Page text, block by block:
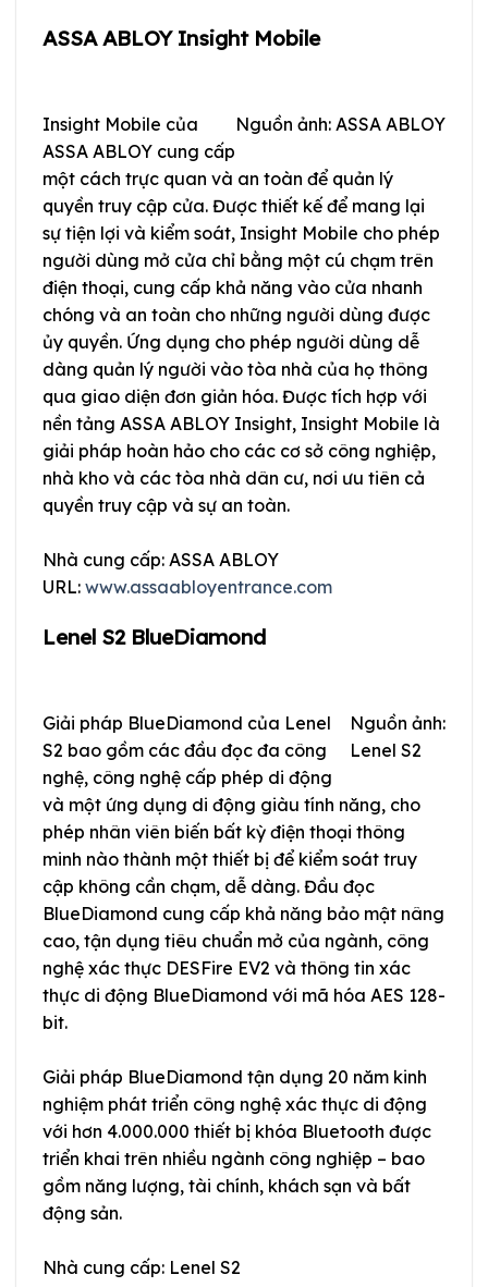
ASSA ABLOY Insight Mobile
Nguồn ảnh: ASSA ABLOY
Insight Mobile của
ASSA ABLOY cung cấp
một cách trực quan và an toàn để quản lý
quyền truy cập cửa. Được thiết kế để mang lại
sự tiện lợi và kiểm soát, Insight Mobile cho phép
người dùng mở cửa chỉ bằng một cú chạm trên
điện thoại, cung cấp khả năng vào cửa nhanh
chóng và an toàn cho những người dùng được
ủy quyền. Ứng dụng cho phép người dùng dễ
dàng quản lý người vào tòa nhà của họ thông
qua giao diện đơn giản hóa. Được tích hợp với
nền tảng ASSA ABLOY Insight, Insight Mobile là
giải pháp hoàn hảo cho các cơ sở công nghiệp,
nhà kho và các tòa nhà dân cư, nơi ưu tiên cả
quyền truy cập và sự an toàn.
Nhà cung cấp: ASSA ABLOY
URL: www.assaabloyentrance.com
Lenel S2 BlueDiamond
Nguồn ảnh:
Lenel S2
Giải pháp BlueDiamond của Lenel
S2 bao gồm các đầu đọc đa công
nghệ, công nghệ cấp phép di động
và một ứng dụng di động giàu tính năng, cho
phép nhân viên biến bất kỳ điện thoại thông
minh nào thành một thiết bị để kiểm soát truy
cập không cần chạm, dễ dàng. Đầu đọc
BlueDiamond cung cấp khả năng bảo mật nâng
cao, tận dụng tiêu chuẩn mở của ngành, công
nghệ xác thực DESFire EV2 và thông tin xác
thực di động BlueDiamond với mã hóa AES 128-
bit.
Giải pháp BlueDiamond tận dụng 20 năm kinh
nghiệm phát triển công nghệ xác thực di động
với hơn 4.000.000 thiết bị khóa Bluetooth được
triển khai trên nhiều ngành công nghiệp – bao
gồm năng lượng, tài chính, khách sạn và bất
động sản.
Nhà cung cấp: Lenel S2